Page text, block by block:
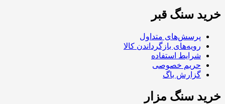
خرید سنگ قبر
پرسش‌های متداول
رویه‌های بازگرداندن کالا
شرایط استفاده
حریم خصوصی
گزارش باگ
خرید سنگ مزار